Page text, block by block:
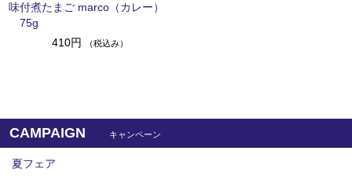
味付煮たまご marco（カレー）
75g
410円
（税込み）
CAMPAIGN キャンペーン
夏フェア